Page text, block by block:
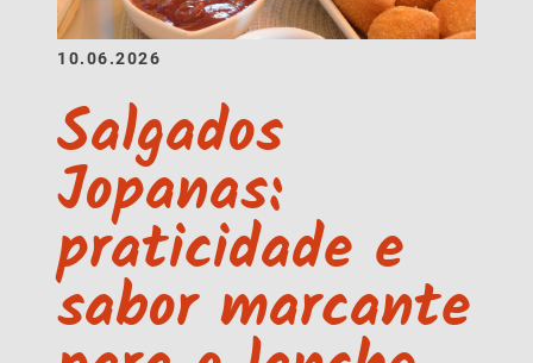
10.06.2026
Salgados
Jopanas:
praticidade e
sabor marcante